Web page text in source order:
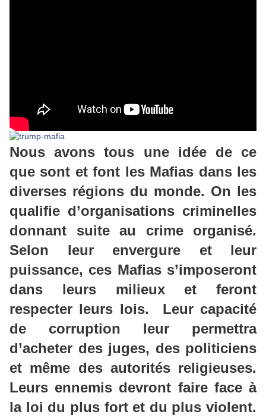
Nous avons tous une idée de ce
que sont et font les Mafias dans les
diverses régions du monde. On les
qualifie d’organisations criminelles
donnant suite au crime organisé.
Selon leur envergure et leur
puissance, ces Mafias s’imposeront
dans leurs milieux et feront
respecter leurs lois. Leur capacité
de corruption leur permettra
d’acheter des juges, des politiciens
et même des autorités religieuses.
Leurs ennemis devront faire face à
la loi du plus fort et du plus violent.